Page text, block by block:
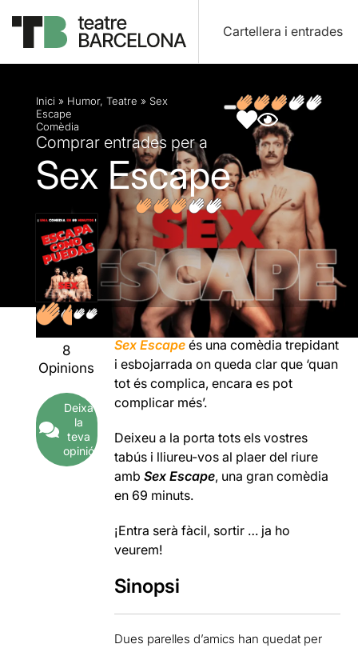
Cartellera i entrades
Descripció Fitxa artística Fotos i vídeos
Inici » Humor, Teatre » Sex
Escape
Comèdia
Comprar entrades per a
Sex Escape
8
Opinions
Deixa
la
teva
opinió
Sex Escape és una comèdia trepidant
i esbojarrada on queda clar que ‘quan
tot és complica, encara es pot
complicar més’.
Deixeu a la porta tots els vostres
tabús i lliureu-vos al plaer del riure
ambSex Escape, una gran comèdia
en 69 minuts.
¡Entra serà fàcil, sortir … ja ho
veurem!
Sinopsi
Dues parelles d’amics han quedat per